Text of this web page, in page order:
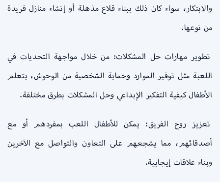
والابتكار، سواء كان ذلك ببناء قلاع مذهلة أو إنشاء منازل فريدة
من نوعها.
تطوير مهارات حل المشكلات: من خلال مواجهة التحديات في
اللعبة مثل توفير الموارد وحماية الشخصية من الوحوش، يتعلم
الأطفال كيفية التفكير الإبداعي وحل المشكلات بطرق مختلفة.
تعزيز روح الفريق: يمكن للأطفال اللعب بمفردهم أو مع
أصدقائهم، مما يشجعهم على التعاون والتواصل مع الآخرين
وبناء علاقات إيجابية.